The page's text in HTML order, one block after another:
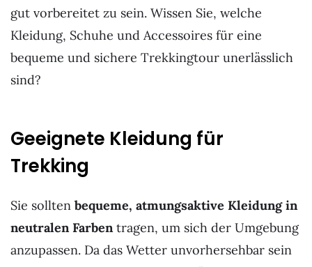
gut vorbereitet zu sein. Wissen Sie, welche
Kleidung, Schuhe und Accessoires für eine
bequeme und sichere Trekkingtour unerlässlich
sind?
Geeignete Kleidung für
Trekking
Sie sollten bequeme, atmungsaktive Kleidung in
neutralen Farbentragen, um sich der Umgebung
anzupassen. Da das Wetter unvorhersehbar sein